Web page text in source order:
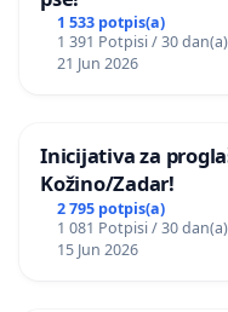
1 533 potpis(a)
1 391 Potpisi / 30 dan(a)
21 Jun 2026
Inicijativa za
Kožino/Zadar!
2 795 potpis(a)
1 081 Potpisi / 30 dan(a)
15 Jun 2026